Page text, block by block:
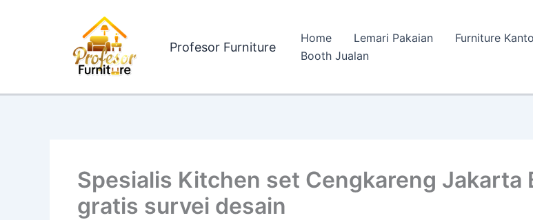
Profesor Furniture
Home Lemari Pakaian Furniture
Booth Jualan
Spesialis Kitchen set Cengkareng Jakarta
gratis survei desain